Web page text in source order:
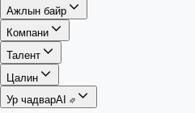
Ажлын байр
Компани
Талент
Цалин